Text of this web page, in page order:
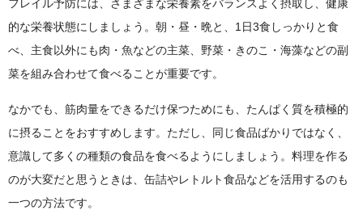
フレイル予防には、さまざまな栄養素をバランスよく摂取し、健康
的な栄養状態にしましょう。朝・昼・晩と、1日3食しっかりと食
べ、主食以外にも肉・魚などの主菜、野菜・きのこ・海藻などの副
菜を組み合わせて食べることが重要です。
なかでも、筋肉量をできるだけ保つためにも、たんぱく質を積極的
に摂ることをおすすめします。ただし、同じ食品ばかりではなく、
意識して多くの種類の食品を食べるようにしましょう。料理を作る
のが大変だと思うときは、缶詰やレトルト食品などを活用するのも
一つの方法です。